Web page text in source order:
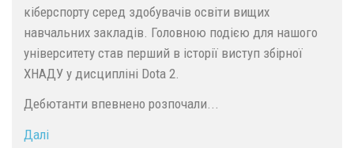
кіберспорту серед здобувачів освіти вищих
навчальних закладів. Головною подією для нашого
університету став перший в історії виступ збірної
ХНАДУ у дисципліні Dota 2.
Дебютанти впевнено розпочали...
Далі